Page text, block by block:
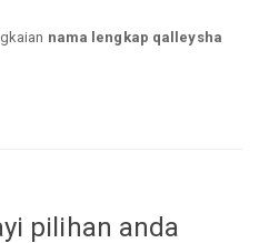
nama lengkap qalleysha
pilihan anda